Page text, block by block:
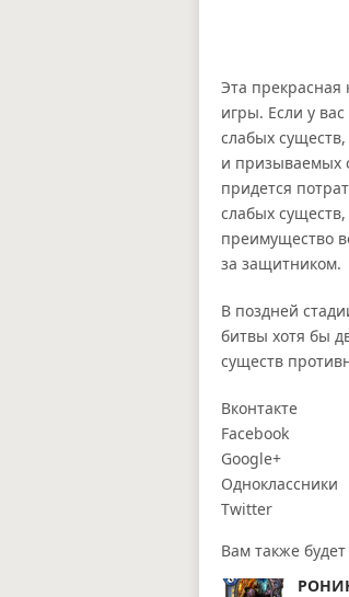
Эта прекрасная
игры. Если у
слабых
и призываемых
придется
слабых
преимущество
за защитником.
В поздней
битвы хотя бы
существ
Вконтакте
Facebook
Google+
Одноклассники
Twitter
Вам также